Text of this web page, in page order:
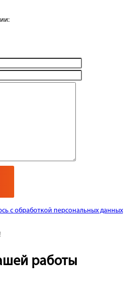
с обработкой персональных данных
работы